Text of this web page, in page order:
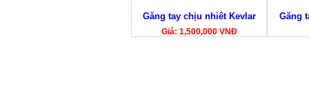
Găng tay chịu nhiêt Kevlar
Giá: 1,500,000 VNĐ
Găng